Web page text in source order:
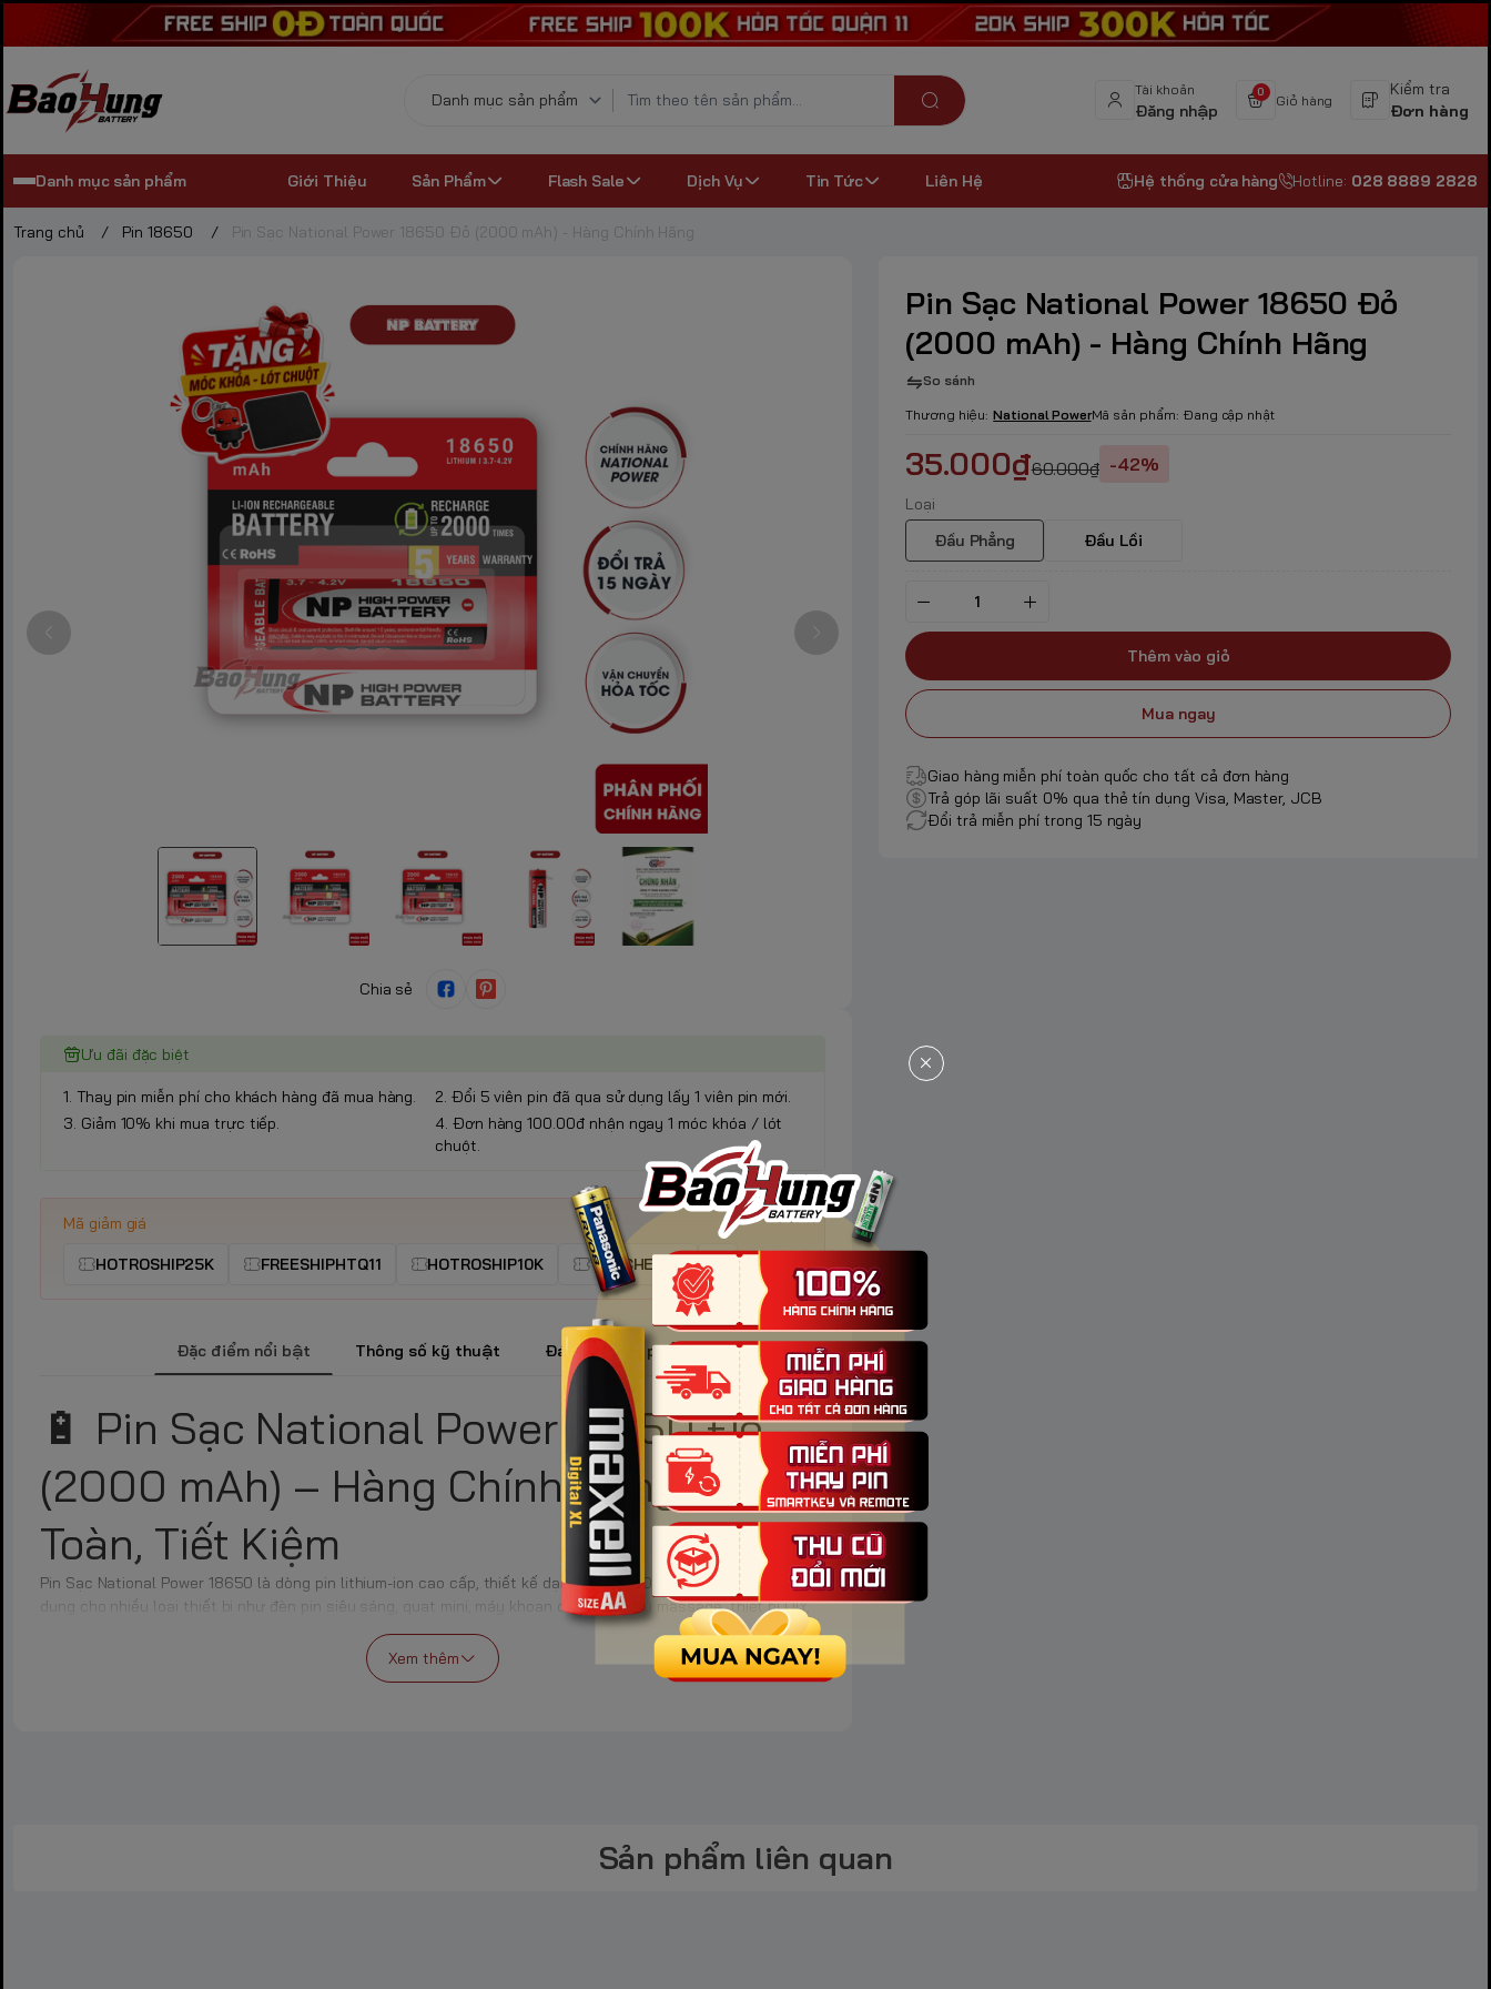
Tài khoản
Đăng nhập
0
Giỏ hàng
Kiểm tra
Đơn hàng
Danh mục sản phẩm Giới Thiệu Sản Phẩm Flash Sale Dịch Vụ Tin Tức Liên Hệ Hệ thống cửa hàng Hotline: 028 8889 2828
Trang chủ / Pin 18650 / Pin Sạc National Power 18650 Đỏ (2000 mAh) - Hàng Chính Hãng
Chia sẻ
Pin Sạc National Power 18650 Đỏ
(2000 mAh) - Hàng Chính Hãng
So sánh
Thương hiệu: National PowerMã sản phẩm: Đang cập nhật
35.000₫60.000₫ -42%
Loại
Đầu Phẳng
Đầu Lồi
Thêm vào giỏ
Mua ngay
Giao hàng miễn phí toàn quốc cho tất cả đơn hàng
Trả góp lãi suất 0% qua thẻ tín dụng Visa, Master, JCB
Đổi trả miễn phí trong 15 ngày
Ưu đãi đặc biệt
1. Thay pin miễn phí cho khách hàng đã mua hàng.
2. Đổi 5 viên pin đã qua sử dụng lấy 1 viên pin mới.
3. Giảm 10% khi mua trực tiếp.
4. Đơn hàng 100.00đ nhận ngay 1 móc khóa / lót
chuột.
Mã giảm giá
HOTROSHIP25K FREESHIPHTQ11 HOTROSHIP10K VOUCHER5K
Đặc điểm nổi bật Thông số kỹ thuật Đánh giá sản phẩm
🔋 Pin Sạc National Power 18650 Đỏ
(2000 mAh) – Hàng Chính Hãng, An
Toàn, Tiết Kiệm
Pin Sạc National Power 18650 là dòng pin lithium-ion cao cấp, thiết kế dạng trụ 18650 phổ biến, thích hợp sử
dụng cho nhiều loại thiết bị như đèn pin siêu sáng, quạt mini, máy khoan cầm tay, máy massage, thiết bị DIY,
v.v. Với dung lượng thực 2000 mAh, sản phẩm cung cấp nguồn điện ổn định, sạc lại được nhiều lần, tiết kiệm
📦 Thông Số Kỹ Thuật Pin Sạc National
Xem thêm
Sản phẩm liên quan